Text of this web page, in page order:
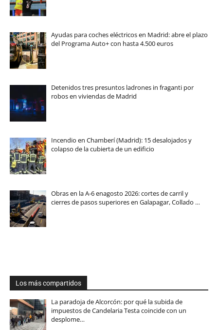
Ayudas para coches eléctricos en Madrid: abre el plazo
del Programa Auto+ con hasta 4.500 euros
Detenidos tres presuntos ladrones in fraganti por
robos en viviendas de Madrid
Incendio en Chamberí (Madrid): 15 desalojados y
colapso de la cubierta de un edificio
Obras en la A-6 enagosto 2026: cortes de carril y
cierres de pasos superiores en Galapagar, Collado …
Los más compartidos
La paradoja de Alcorcón: por qué la subida de
impuestos de Candelaria Testa coincide con un
desplome…